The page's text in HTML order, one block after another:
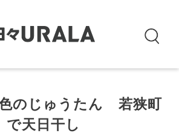
色のじゅうたん 若狭町
で天日干し